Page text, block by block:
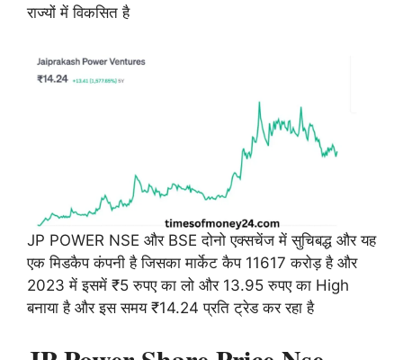
राज्यों में विकसित है
JP POWER NSE और BSE दोनो एक्सचेंज में सुचिबद्ध और यह
एक मिडकैप कंपनी है जिसका मार्केट कैप 11617 करोड़ है और
2023 में इसमें ₹5 रुपए का लो और 13.95 रुपए का High
बनाया है और इस समय ₹14.24 प्रति ट्रेड कर रहा है